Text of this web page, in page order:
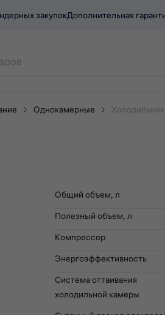
закупокДополнительная
Однокамерные
Общий объем, л
Полезный объем, л
Компрессор
Энергоэффективность
Система оттаивания
холодильной камеры